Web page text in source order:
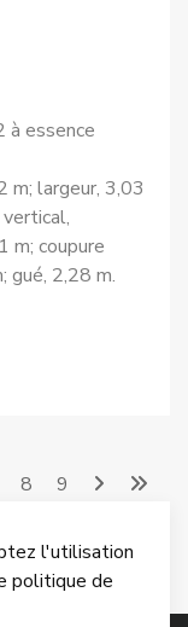
l'utilisation
politique de
essence
m; largeur, 3,03
m; coupure
gué, 2,28 m.
8 9